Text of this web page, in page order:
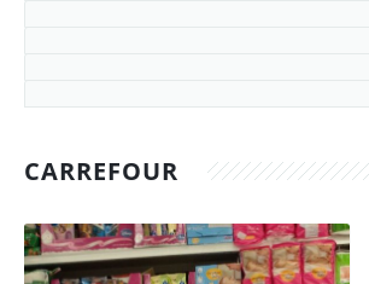
CARREFOUR